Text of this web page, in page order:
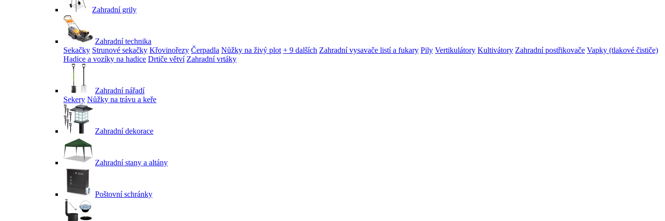
Zahradní grily
Zahradní technika
Sekačky Strunové sekačky Křovinořezy Čerpadla Nůžky na živý plot + 9 dalších Zahradní vysavače listí a fukary Pily Vertikulátory Kultivátory Zahradní postřikovače Vapky (tlakové čističe)
Hadice a vozíky na hadice Drtiče větví Zahradní vrtáky
Zahradní nářadí
Sekery Nůžky na trávu a keře
Zahradní dekorace
Zahradní stany a altány
Poštovní schránky